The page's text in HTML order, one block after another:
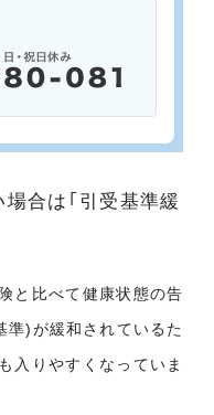
合は｢引受基準緩
と比べて健康状態の告
準)が緩和されているた
入りやすくなっていま